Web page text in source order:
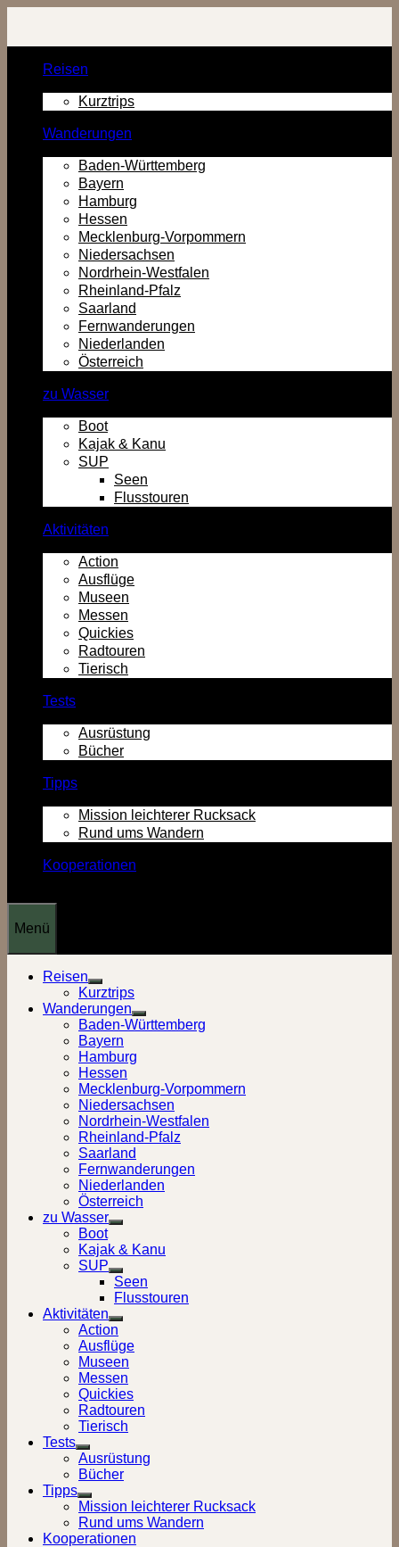
Inhalt
Reisen
Kurztrips
Wanderungen
Baden-Württemberg
Bayern
Hamburg
Hessen
Mecklenburg-Vorpommern
Niedersachsen
Nordrhein-Westfalen
Rheinland-Pfalz
Saarland
Fernwanderungen
Niederlanden
Österreich
zu Wasser
Boot
Kajak & Kanu
SUP
Seen
Flusstouren
Aktivitäten
Action
Ausflüge
Museen
Messen
Quickies
Radtouren
Tierisch
Tests
Ausrüstung
Bücher
Tipps
Mission leichterer Rucksack
Rund ums Wandern
Kooperationen
Menü
Reisen
Show
sub
menu
Kurztrips
Wanderungen
Show
sub
Baden-Württemberg
Bayern
Hamburg
Hessen
Mecklenburg-Vorpommern
Niedersachsen
Nordrhein-Westfalen
Rheinland-Pfalz
Saarland
Fernwanderungen
Niederlanden
Österreich
zu Wasser
Show
sub
menu
Boot
Kajak & Kanu
SUP
Show
sub
menu
Seen
Flusstouren
Aktivitäten
Show
sub
menu
Action
Ausflüge
Museen
Messen
Quickies
Radtouren
Tierisch
Tests
Show
sub
menu
Ausrüstung
Bücher
Tipps
Show
sub
menu
Mission leichterer Rucksack
Rund ums Wandern
Kooperationen